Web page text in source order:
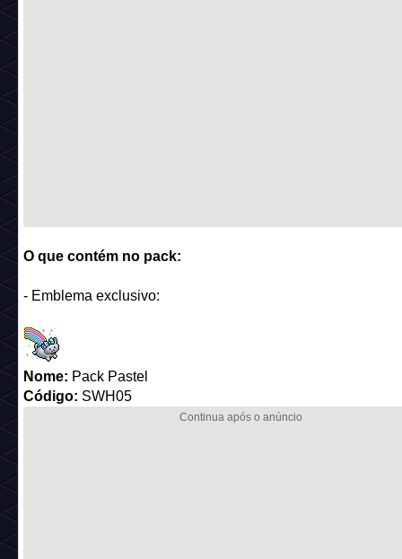
O que contém no pack:
- Emblema exclusivo:
Nome: Pack Pastel
Código: SWH05